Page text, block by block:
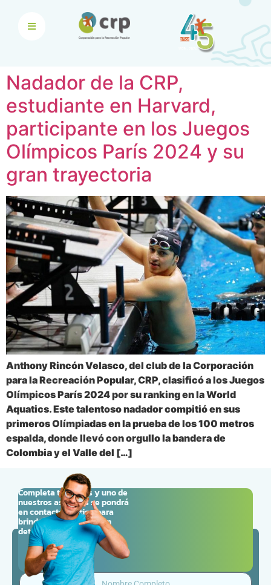
Nadador de la CRP,
estudiante en Harvard,
participante en los Juegos
Olímpicos París 2024 y su
gran trayectoria
Anthony Rincón Velasco, del club de la Corporación
para la Recreación Popular, CRP, clasificó a los Juegos
Olímpicos París 2024 por su ranking en la World
Aquatics. Este talentoso nadador compitió en sus
primeros Olímpiadas en la prueba de los 100 metros
espalda, donde llevó con orgullo la bandera de
Colombia y el Valle del […]
Completa tus datos y uno de
nuestros asesores se pondrá
en contacto contigo para
brindarte la información
detallada que necesitas